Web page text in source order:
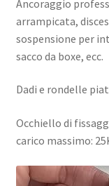
Ancoraggio
arrampicata,
sospensione per
sacco da boxe, ecc.
Dadi e rondelle
Occhiello di
carico massimo: